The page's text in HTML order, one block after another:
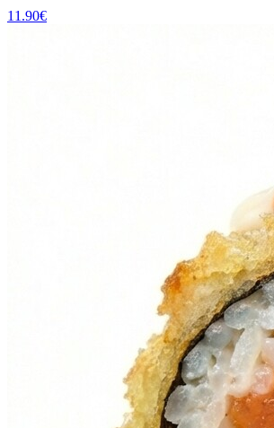
11.90€